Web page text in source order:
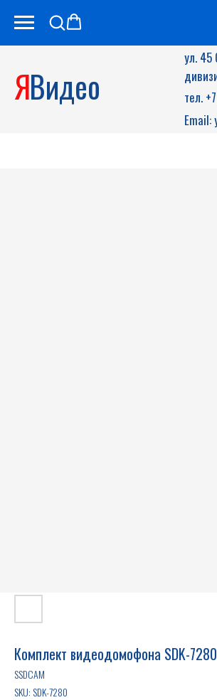
дивизии, 255, оф. 101
Email: ya-video@mail.ru
Комплект видеодомофона SDK-7280
SSDCAM
SKU: SDK-7280